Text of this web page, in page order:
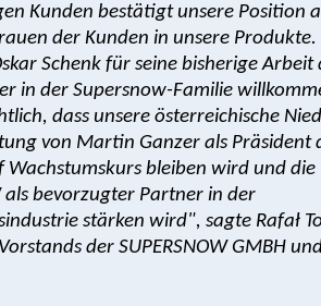
Kunden bestätigt unsere Position
der Kunden in unsere Produkte.
Schenk für seine bisherige Arbeit
in der Supersnow-Familie
dass unsere österreichische
von Martin Ganzer als Präsident
bleiben wird und die
als bevorzugter Partner in der
stärken wird", sagte Rafał
der SUPERSNOW GMBH